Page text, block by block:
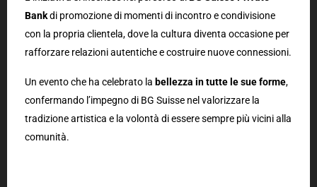
Bankdi promozione di momenti di incontro e condivisione
con la propria clientela, dove la cultura diventa occasione per
rafforzare relazioni autentiche e costruire nuove connessioni.
Un evento che ha celebrato la bellezza in tutte le sue forme,
confermando l’impegno di BG Suisse nel valorizzare la
tradizione artistica e la volontà di essere sempre più vicini alla
comunità.